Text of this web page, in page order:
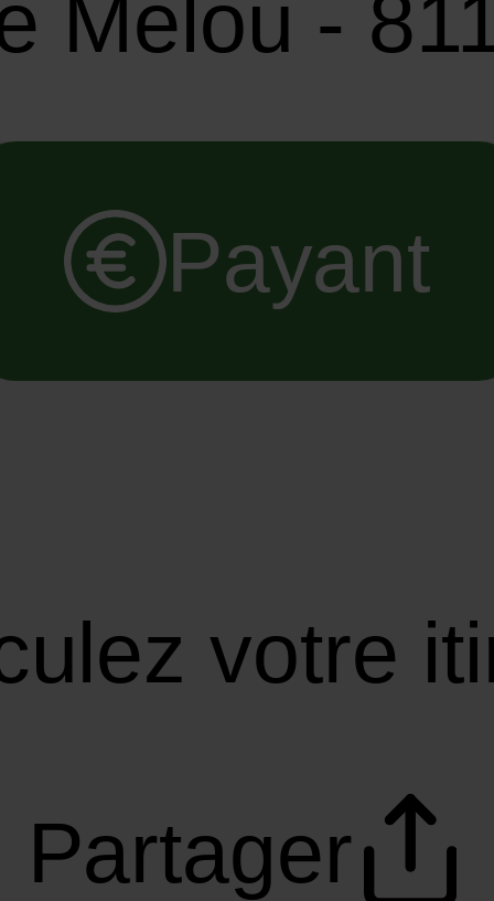
votre
Partager
Melou -
Payant